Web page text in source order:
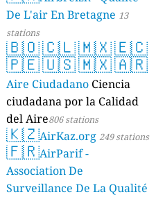
De L'air En Bretagne 13
stations
🇧🇴🇨🇱🇲🇽🇪🇨
🇵🇪🇺🇸🇲🇽🇦🇷
Aire Ciudadano Ciencia
ciudadana por la Calidad
del Aire806 stations
🇰🇿AirKaz.org 249 stations
🇫🇷AirParif -
Association De
Surveillance De La Qualité